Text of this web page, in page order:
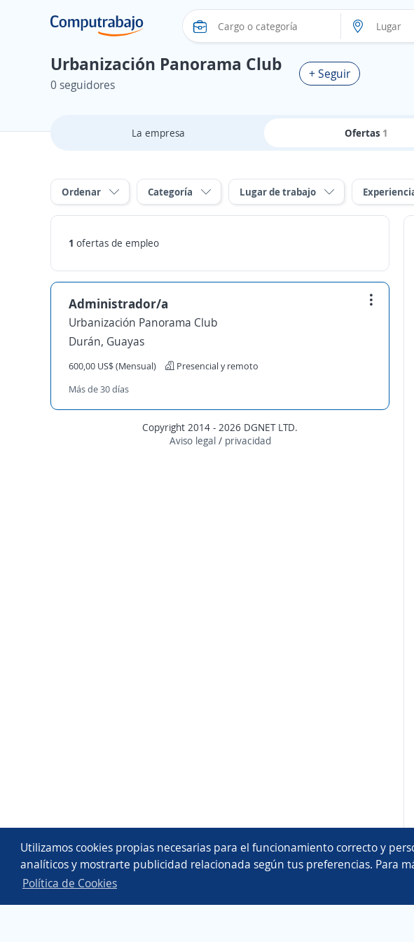
Utilizamos cookies propias necesarias para el funcionamiento correcto y
analíticos y mostrarte publicidad relacionada según tus preferencias. Para
Política de Cookies
Urbanización Panorama Club
0 seguidores
+ Seguir
La empresa Ofertas 1
Ordenar Categoría Lugar de trabajo
1 ofertas de empleo
Administrador/a
Urbanización Panorama Club
Durán, Guayas
600,00 US$ (Mensual)
Presencial y remoto
Más de 30 días
Copyright 2014 - 2026 DGNET LTD.
Aviso legal/ privacidad